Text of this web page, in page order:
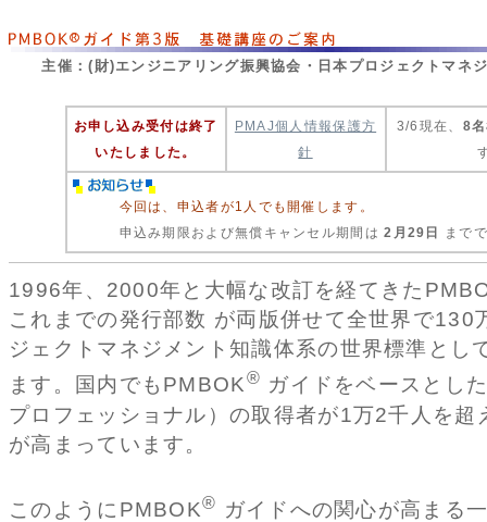
主催：(財)エンジニアリング振興協会・日本プロジェクトマネ
お申し込み受付は終了
いたしました。
PMAJ個人情報保護方
針
3/6現在、 8名
今回は、申込者が1人でも開催します。
申込み期限および無償キャンセル期間は2月29日 まで
1996年、2000年と大幅な改訂を経てきた
これまでの発行部数 が両版併せて全世界で130
ジェクトマネジメント知識体系の世界標準とし
ます。国内でもPMBOK® ガイドをベースとし
プロフェッショナル）の取得者が1万2千人を超
が高まっています。
このようにPMBOK® ガイドへの関心が高まる